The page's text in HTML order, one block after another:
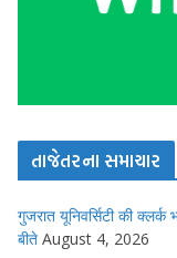
તાજેતરના સમાચાર
गुजरात यूनिवर्सिटी की क्लर्क
बीते August 4, 2026